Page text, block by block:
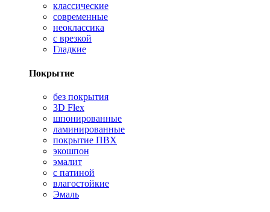
классические
современные
неоклассика
с врезкой
Гладкие
Покрытие
без покрытия
3D Flex
шпонированные
ламинированные
покрытие ПВХ
экошпон
эмалит
с патиной
влагостойкие
Эмаль